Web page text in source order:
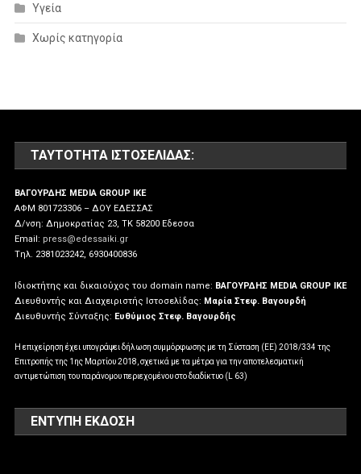
Υγεία
Χωρίς κατηγορία
ΤΑΥΤΌΤΗΤΑ ΙΣΤΟΣΕΛΊΔΑΣ:
ΒΑΓΟΥΡΔΗΣ MEDIA GROUP IKE
ΑΦΜ 801723306 – ΔΟΥ ΕΔΕΣΣΑΣ
Δ/νση: Δημοκρατίας 23, ΤΚ 58200 Εδεσσα
Email: press@edessaiki.gr
Tηλ. 2381023242, 6930400836
Ιδιοκτήτης και δικαιούχος του domain name: ΒΑΓΟΥΡΔΗΣ MEDIA GROUP IKE
Διευθυντής και Διαχειριστής Ιστοσελίδας: Μαρία Στεφ. Βαγουρδή
Διευθυντής Σύνταξης: Ευθύμιος Στεφ. Βαγουρδής
Η επιχείρηση έχει υπογράψει δήλωση συμμόρφωσης με τη Σύσταση (ΕΕ) 2018/334 της
Επιτροπής της 1ης Μαρτίου 2018, σχετικά με τα μέτρα για την αποτελεσματική
αντιμετώπιση του παράνομου περιεχομένου στο διαδίκτυο (L 63)
ΕΝΤΥΠΗ ΕΚΔΟΣΗ